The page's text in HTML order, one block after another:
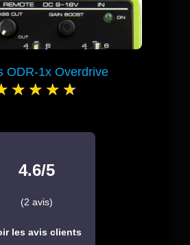
ODR-1x Overdrive
4.6/5
(2 avis)
les avis clients